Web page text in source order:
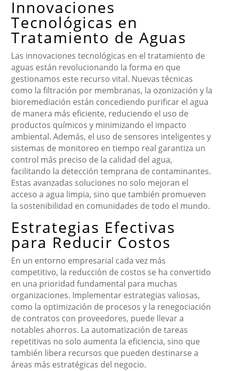
Innovaciones
Tecnológicas en
Tratamiento de Aguas
Las innovaciones tecnológicas en el tratamiento de
aguas están revolucionando la forma en que
gestionamos este recurso vital. Nuevas técnicas
como la filtración por membranas, la ozonización y la
bioremediación están concediendo purificar el agua
de manera más eficiente, reduciendo el uso de
productos químicos y minimizando el impacto
ambiental. Además, el uso de sensores inteligentes y
sistemas de monitoreo en tiempo real garantiza un
control más preciso de la calidad del agua,
facilitando la detección temprana de contaminantes.
Estas avanzadas soluciones no solo mejoran el
acceso a agua limpia, sino que también promueven
la sostenibilidad en comunidades de todo el mundo.
Estrategias Efectivas
para Reducir Costos
En un entorno empresarial cada vez más
competitivo, la reducción de costos se ha convertido
en una prioridad fundamental para muchas
organizaciones. Implementar estrategias valiosas,
como la optimización de procesos y la renegociación
de contratos con proveedores, puede llevar a
notables ahorros. La automatización de tareas
repetitivas no solo aumenta la eficiencia, sino que
también libera recursos que pueden destinarse a
áreas más estratégicas del negocio.